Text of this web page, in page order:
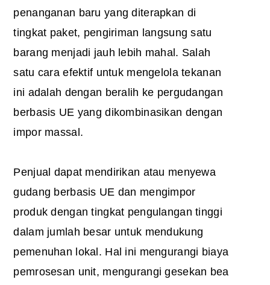
penanganan baru yang diterapkan di
tingkat paket, pengiriman langsung satu
barang menjadi jauh lebih mahal. Salah
satu cara efektif untuk mengelola tekanan
ini adalah dengan beralih ke pergudangan
berbasis UE yang dikombinasikan dengan
impor massal.
Penjual dapat mendirikan atau menyewa
gudang berbasis UE dan mengimpor
produk dengan tingkat pengulangan tinggi
dalam jumlah besar untuk mendukung
pemenuhan lokal. Hal ini mengurangi biaya
pemrosesan unit, mengurangi gesekan bea